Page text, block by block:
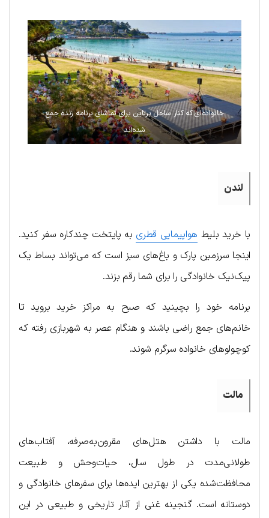
خانواده‌ای که کنار ساحل برتاین برای تماشای برنامه زنده جمع
شده‌اند
لندن
با خرید بلیط هواپیمایی قطری به پایتخت چندکاره سفر کنید.
اینجا سرزمین پارک و باغ‌های سبز است که می‌تواند بساط یک
پیک‌نیک خانوادگی را برای شما رقم بزند.
برنامه خود را بچینید که صبح به مراکز خرید بروید تا
خانم‌های جمع راضی باشند و هنگام عصر به شهربازی رفته که
کوچولوهای خانواده سرگرم شوند.
مالت
مالت با داشتن هتل‌های مقرون‌به‌صرفه، آفتاب‌های
طولانی‌مدت در طول سال، حیات‌وحش و طبیعت
محافظت‌شده یکی از بهترین ایده‌ها برای سفرهای خانوادگی و
دوستانه است. گنجینه غنی از آثار تاریخی و طبیعی در این